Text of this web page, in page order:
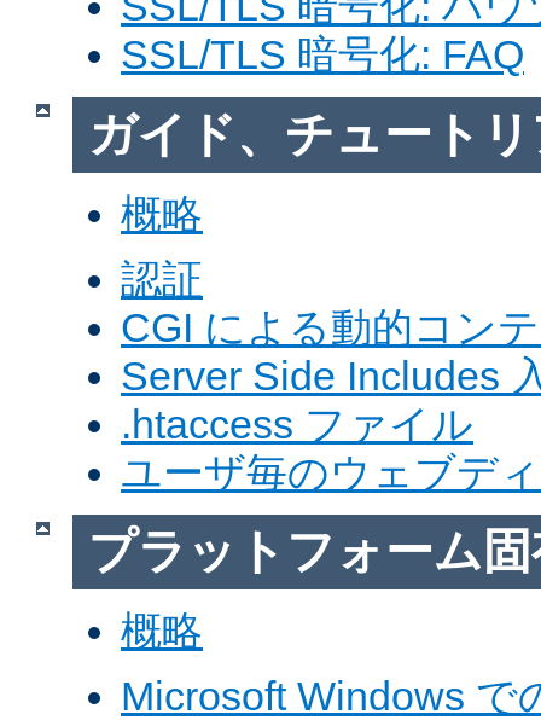
SSL/TLS 暗号化: FAQ
ガイド、チュート
概略
認証
CGI による動的コン
Server Side Includes
.htaccess ファイル
ユーザ毎のウェブデ
プラットフォーム
概略
Microsoft Windows で